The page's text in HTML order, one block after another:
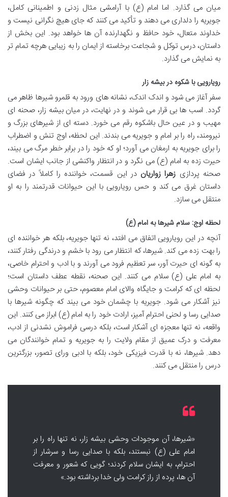
میان می گذارد. اما امام (ع) با آرامشی مثال زدنی و اطمینانی کامل،
جویریه را دلداری می دهند و تأکید می کنند که جای هیچ نگرانی نیست و
خداوند متعال، خود حافظ و نگهدارنده آن ها خواهد بود. این بخش از
داستان، درس توکل و شجاعت برخاسته از ایمان را به زیبایی هرچه تمام تر
به نمایش می گذارد.
رویارویی با شکوه در بیشه زار
سفر آغاز می شود و اندک اندک، نشانه های ورود به قلمرو شیرها ظاهر می
گردد. اسب ها بی قرار می شوند و در نهایت، در میان بیشه زار، صحنه ای
مهیب و در عین حال باشکوه رقم می خورد. دسته ای از شیرهای بزرگ و
نیرومند، راه را بر امام و جویریه می بندند. این لحظه، اوج تنش و اضطراب
را برای جویریه به ارمغان می آورد؛ او که خود را در برابر خطر مرگ می بیند،
حیرت زده به امام (ع) می نگرد و در انتظار واکنشی از جانب ایشان است.
صحنه پردازی زهرا زواریان در این قسمت، خواننده را کاملاً در فضای
داستان غرق می کند و حس رویارویی با این حیوانات قدرتمند را به او
منتقل می سازد.
لحظه اوج: سلام شیرها به امام (ع)
آنچه در این رویارویی اتفاق می افتد، نه تنها جویریه، بلکه هر خواننده ای
را بهت زده می کند. شیرها، که انتظار می رود با خشم و درندگی رفتار کنند،
به گونه ای حیرت آور، سر تعظیم فرود می آورند و با ادب و احترام خاصی،
به امام علی (ع) سلام می کنند. این صحنه، نقطه عطف داستان است؛
لحظه ای که کرامت و جایگاه والای امام معصوم، حتی بر حیوانات وحشی
نیز آشکار می شود. جویریه با چشمان خود می بیند که چگونه شیرها با
صدایی رسا و لحنی احترام آمیز، ارادت خود را به امام (ع) ابراز می کنند. این
واقعه، نه تنها معجزه ای آشکار است، بلکه درسی فراموش نشدنی از ادب،
معرفت و درک عمیق از مقام ولایت را به جویریه و تمام خوانندگان می
دهد. شیرها، نه با قدرت فیزیکی خود، بلکه با ادبی ورای تصور، بزرگترین
درس را منتقل می کنند.
«شیرها، آن موجودات وحشی بیشه زار، نه تنها راه را بر
امام علی (ع) نبستند، بلکه با صدایی رسا و سرشار از
احترام، به ایشان سلام کردند؛ گویی که شعور و معرفت
آن ها، پرده از راز کرامت ولی خدا برداشته بود.»